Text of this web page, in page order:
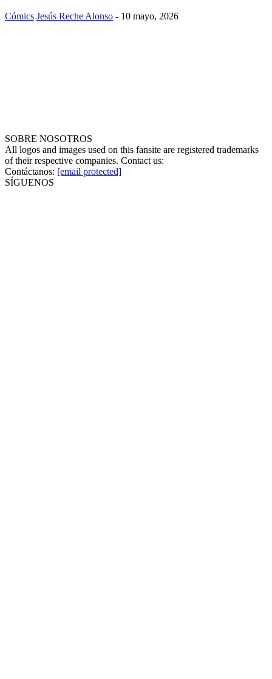
Cómics Jesús Reche Alonso - 10 mayo, 2026
SOBRE NOSOTROS
All logos and images used on this fansite are registered trademarks
of their respective companies. Contact us:
Contáctanos: [email protected]
SÍGUENOS